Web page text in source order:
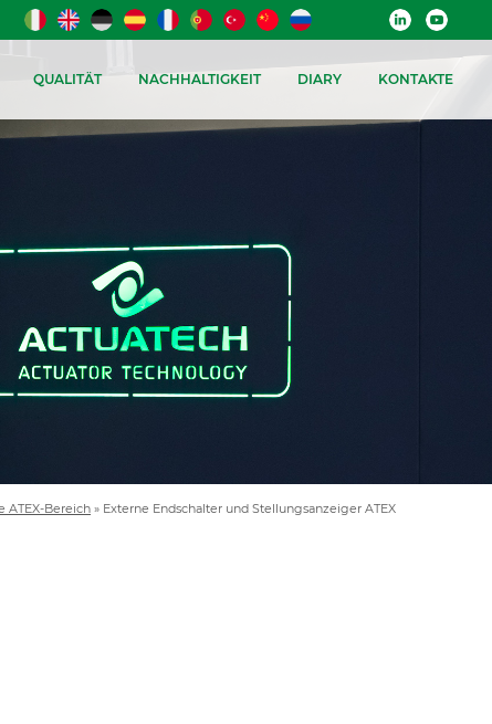
QUALITÄT NACHHALTIGKEIT DIARY KONTAKTE
ATEX-Bereich » Externe Endschalter und Stellungsanzeiger ATEX